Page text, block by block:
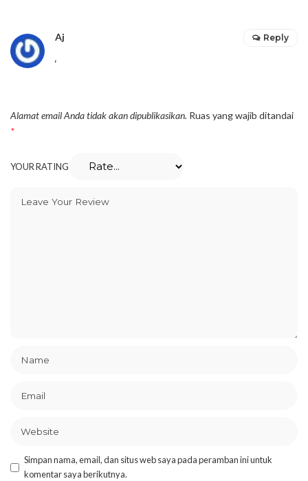
Aj
‘
Reply
Alamat email Anda tidak akan dipublikasikan. Ruas yang wajib ditandai
*
YOUR RATING
Simpan nama, email, dan situs web saya pada peramban ini untuk
komentar saya berikutnya.